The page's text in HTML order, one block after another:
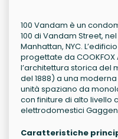
100 Vandam è un
100 di Vandam Street,
Manhattan, NYC.
progettate da
l’architettura storica del
del 1888) a una
unità spaziano da
con finiture di alto livello
elettrodomestici
Caratteristiche